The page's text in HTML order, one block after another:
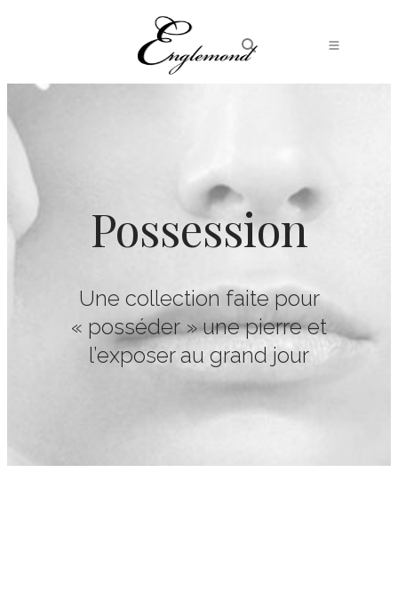
Possession
Une collection faite pour
« posséder » une pierre et
l’exposer au grand jour